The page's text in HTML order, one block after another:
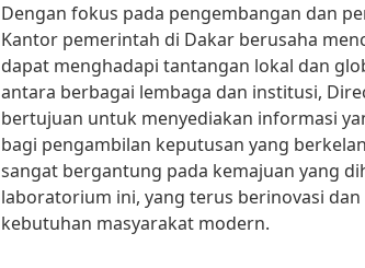
Dengan fokus pada pengembangan dan
Kantor pemerintah di Dakar berusaha
dapat menghadapi tantangan lokal dan
antara berbagai lembaga dan institusi,
bertujuan untuk menyediakan informasi
bagi pengambilan keputusan yang
sangat bergantung pada kemajuan yang
laboratorium ini, yang terus berinovasi
kebutuhan masyarakat modern.